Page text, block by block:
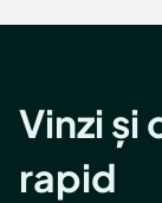
Vinzi și
rapid